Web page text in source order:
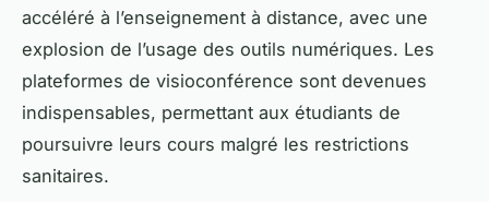
accéléré à l’enseignement à distance, avec une
explosion de l’usage des outils numériques. Les
plateformes de visioconférence sont devenues
indispensables, permettant aux étudiants de
poursuivre leurs cours malgré les restrictions
sanitaires.